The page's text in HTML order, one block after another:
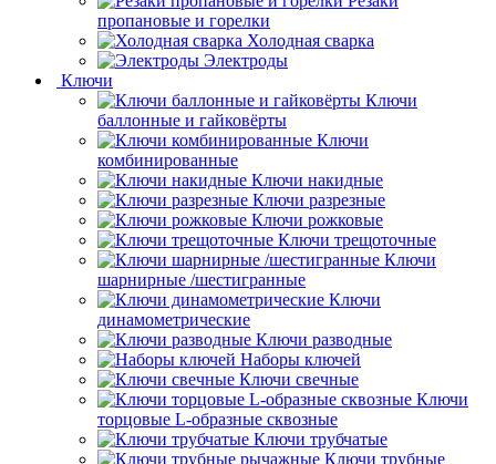
пропановые и горелки
Холодная сварка
Электроды
Ключи
Ключи
баллонные и гайковёрты
Ключи
комбинированные
Ключи накидные
Ключи разрезные
Ключи рожковые
Ключи трещоточные
Ключи
шарнирные /шестигранные
Ключи
динамометрические
Ключи разводные
Наборы ключей
Ключи свечные
Ключи
торцовые L-образные сквозные
Ключи трубчатые
Ключи трубные